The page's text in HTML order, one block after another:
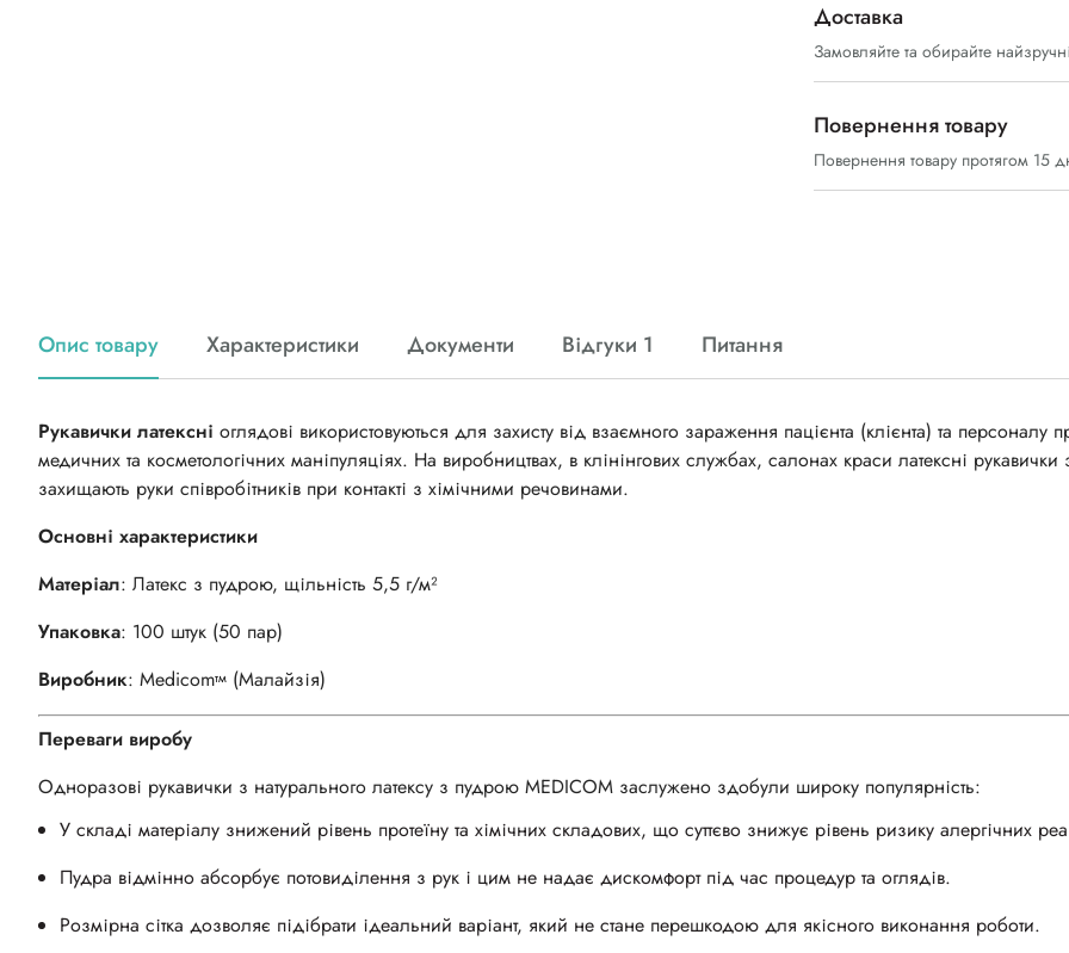
Доставка
Замовляйте та обирайте
Повернення товару
Повернення товару протягом 15
Опис товару Характеристики Документи Відгуки 1 Питання
Рукавички латексні оглядові використовуються для захисту від взаємного зараження пацієнта (клієнта) та персоналу
медичних та косметологічних маніпуляціях. На виробництвах, в клінінгових службах, салонах краси латексні
захищають руки співробітників при контакті з хімічними речовинами.
Основні характеристики
Матеріал: Латекс з пудрою, щільність 5,5 г/м²
Упаковка: 100 штук (50 пар)
Виробник: Medicomтм (Малайзія)
Переваги виробу
Одноразові рукавички з натурального латексу з пудрою MEDICOM заслужено здобули широку популярність:
У складі матеріалу знижений рівень протеїну та хімічних складових, що суттєво знижує рівень ризику алергічних
Пудра відмінно абсорбує потовиділення з рук і цим не надає дискомфорт під час процедур та оглядів.
Розмірна сітка дозволяє підібрати ідеальний варіант, який не стане перешкодою для якісного виконання роботи.